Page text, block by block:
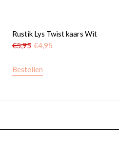
Rustik Lys Twist kaars Wit
€5,95 €4,95
Bestellen